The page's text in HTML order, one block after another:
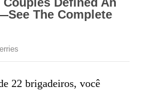
22 brigadeiros, você